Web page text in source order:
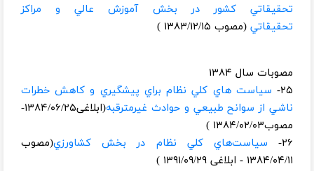
تحقيقاتي كشور در بخش آموزش عالي و مراكز
تحقيقاتي (مصوب ۱۳۸۳/۱۲/۱۵ )
مصوبات سال ۱۳۸۴
۲۵-
سياست هاي كلي نظام براي پيشگيري و كاهش خطرات
ناشي از سوانح طبيعي و حوادث غيرمترقبه
(ابلاغی۱۳۸۴/۰۶/۲۵-
مصوب۱۳۸۴/۰۲/۰۳ )
۲۶-
سياست‌هاي كلي نظام در بخش كشاورزي(مصوب
۱۳۸۴/۰۴/۱۱ - ابلاغی ۱۳۹۱/۰۹/۲۹ )